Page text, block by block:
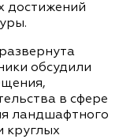
достижений
обсудили
в сфере
ландшафтного
круглых